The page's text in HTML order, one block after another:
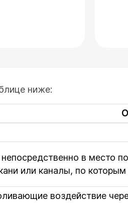
ниже:
в место
или каналы, по
воздействие